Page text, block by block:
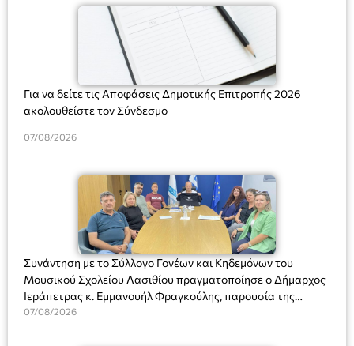
Για να δείτε τις Αποφάσεις Δημοτικής Επιτροπής 2026
ακολουθείστε τον Σύνδεσμο
07/08/2026
Συνάντηση με το Σύλλογο Γονέων και Κηδεμόνων του
Μουσικού Σχολείου Λασιθίου πραγματοποίησε ο Δήμαρχος
Ιεράπετρας κ. Εμμανουήλ Φραγκούλης, παρουσία της
Διευθύντριας του σχολείου κας Μαριάννας Χαΐτα.
07/08/2026